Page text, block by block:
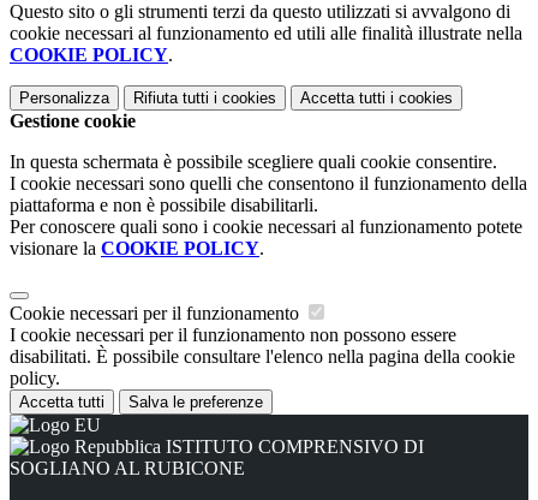
Questo sito o gli strumenti terzi da questo utilizzati si avvalgono di
cookie necessari al funzionamento ed utili alle finalità illustrate nella
COOKIE POLICY.
Personalizza Rifiuta tutti i cookies Accetta tutti i cookies
Gestione cookie
In questa schermata è possibile scegliere quali cookie consentire.
I cookie necessari sono quelli che consentono il funzionamento della
piattaforma e non è possibile disabilitarli.
Per conoscere quali sono i cookie necessari al funzionamento potete
visionare la COOKIE POLICY.
Cookie necessari per il funzionamento
I cookie necessari per il funzionamento non possono essere
disabilitati. È possibile consultare l'elenco nella pagina della cookie
policy.
Accetta tutti Salva le preferenze
ISTITUTO COMPRENSIVO DI
SOGLIANO AL RUBICONE